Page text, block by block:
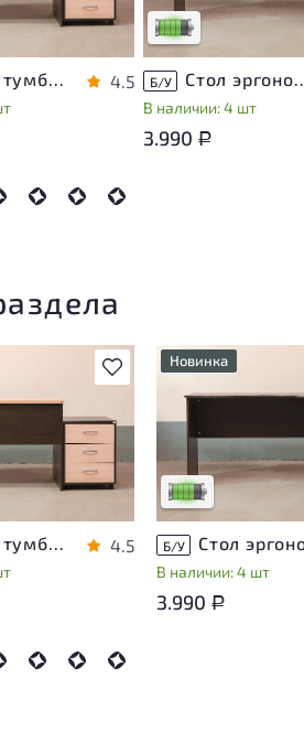
износа
Стол с тумбой ЛДСП Венге 4.5
Низкая степень
Б/У Стол
В наличии: 4 шт
3.990 Р
В избранное
следы
не влияющие
износа
Стол с тумбой ЛДСП Венге 4.5
Новинка
У товара
незначительные
эксплуатации, не
на удобство его
использования
Низкая степень
Б/У
В наличии: 4 шт
3.990 Р